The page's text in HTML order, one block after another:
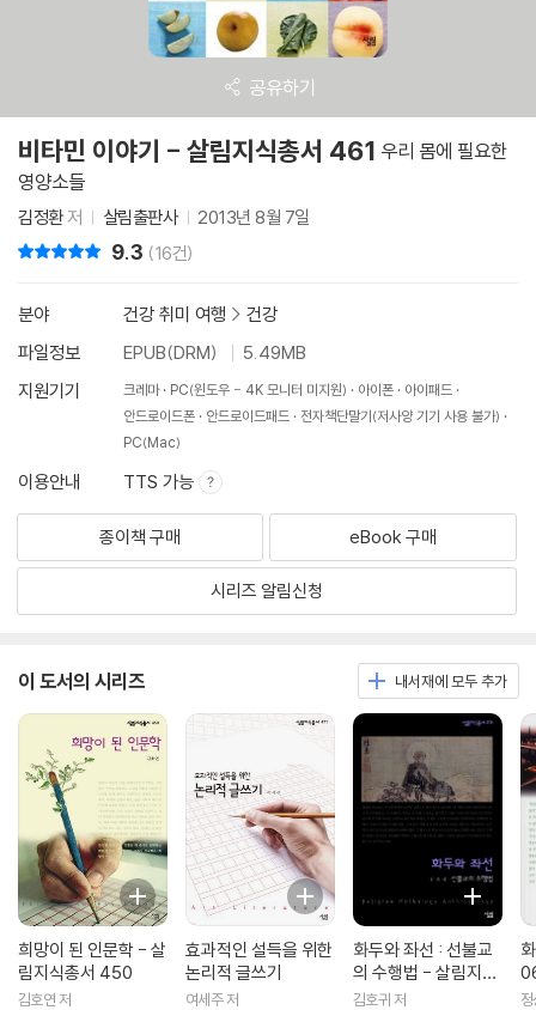
공유하기
비타민 이야기 - 살림지식총서 461 우리 몸에 필요한
영양소들
김정환저 살림출판사 2013년 8월 7일
9.3 (16건)
분야 건강 취미 여행 > 건강
파일정보
EPUB(DRM)
5.49MB
지원기기
크레마 PC(윈도우 - 4K 모니터 미지원) 아이폰
아이패드
안드로이드폰
안드로이드패드
전자책단말기(저사양 기기 사용 불가)
PC(Mac)
이용안내 TTS 가능
종이책 구매 eBook 구매
시리즈 알림신청
이 도서의 시리즈 내서재에 모두 추가
희망이 된 인문학 - 살
림지식총서 450
김호연 저
효과적인 설득을 위한
논리적 글쓰기
여세주 저
화두와 좌선 : 선불교
의 수행법 - 살림지식
총서 316
김호귀 저